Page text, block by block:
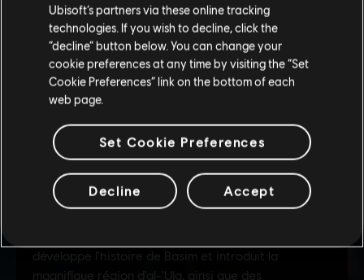
Rester sur le store actuel
Mettre à jour votre localisation
Ubisoft’s partners via these online tracking
technologies. If you wish to decline, click the
“decline” button below. You can change your
cookie preferences at any time by visiting the “Set
Cookie Preferences” link on the bottom of each
web page.
Set Cookie Preferences
Decline Accept